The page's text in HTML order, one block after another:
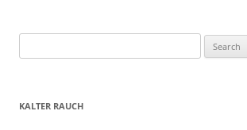
e
rKALTER RAUCH